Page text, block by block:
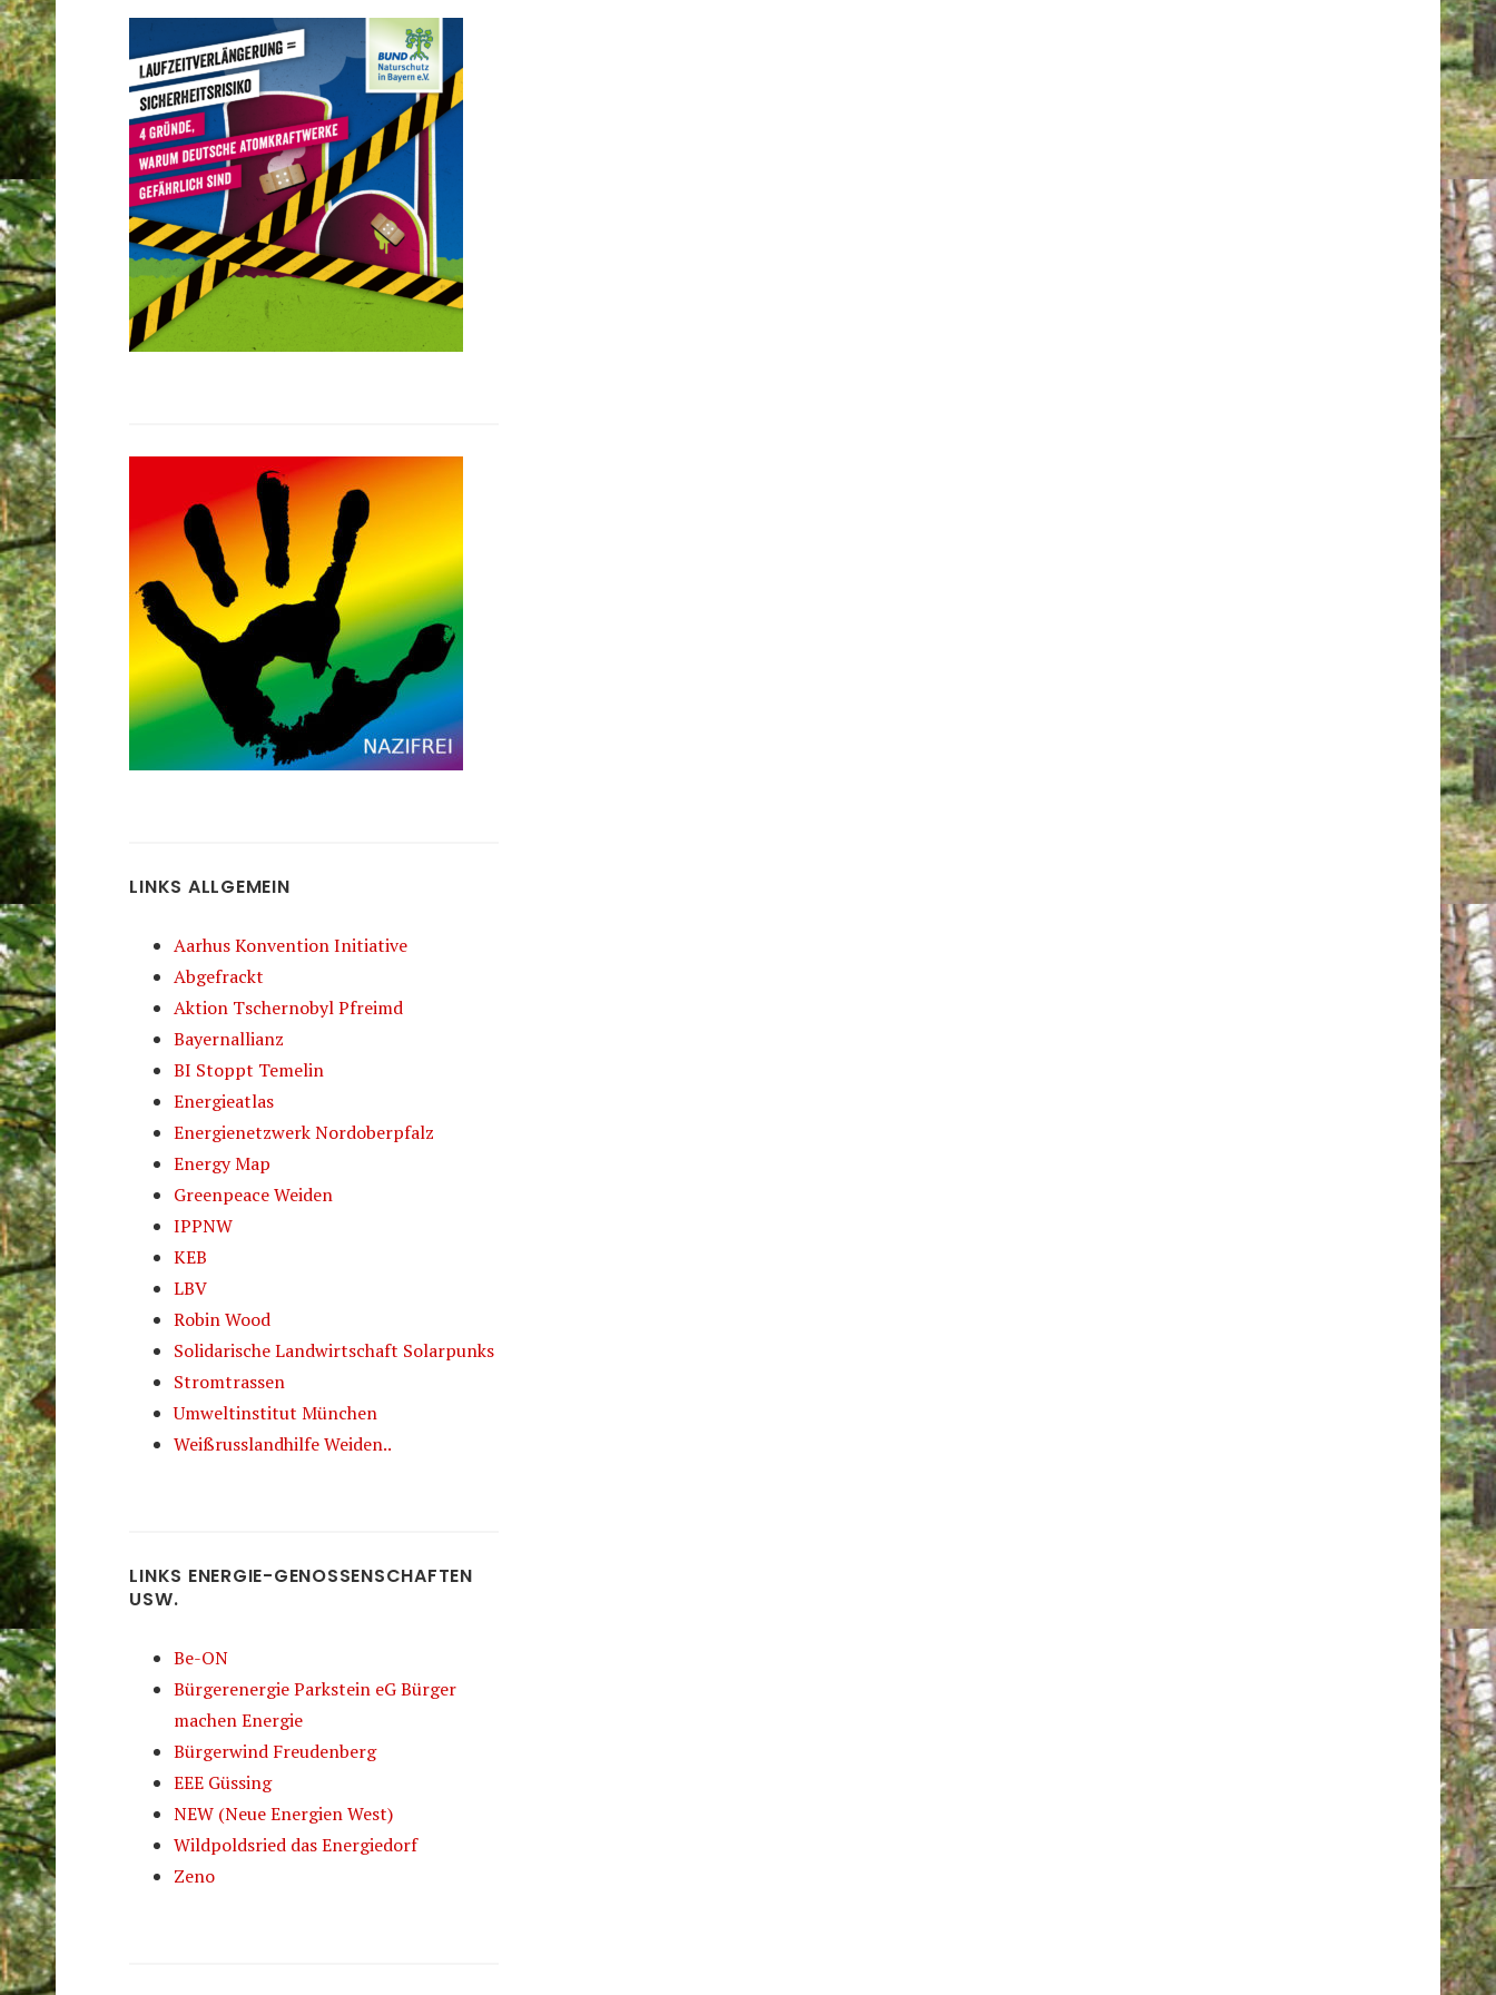
LINKS ALLGEMEIN
Aarhus Konvention Initiative
Abgefrackt
Aktion Tschernobyl Pfreimd
Bayernallianz
BI Stoppt Temelin
Energieatlas
Energienetzwerk Nordoberpfalz
Energy Map
Greenpeace Weiden
IPPNW
KEB
LBV
Robin Wood
Solidarische Landwirtschaft Solarpunks
Stromtrassen
Umweltinstitut München
Weißrusslandhilfe Weiden..
LINKS ENERGIE-GENOSSENSCHAFTEN
USW.
Be-ON
Bürgerenergie Parkstein eG Bürger
machen Energie
Bürgerwind Freudenberg
EEE Güssing
NEW (Neue Energien West)
Wildpoldsried das Energiedorf
Zeno